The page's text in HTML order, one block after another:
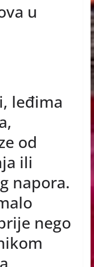
u
leđima
od
ili
napora.
nego